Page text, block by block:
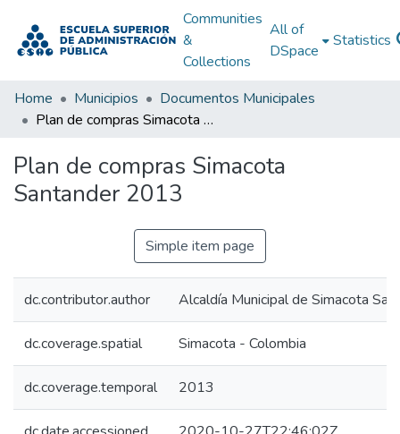
Communities
&
Collections
All of
DSpace
Statistics
Home Municipios
Documentos Municipales
Plan de compras Simacota Santander 2013
Plan de compras Simacota
Santander 2013
Simple item page
dc.contributor.author Alcaldía Municipal de Simacota
dc.coverage.spatial Simacota - Colombia
dc.coverage.temporal 2013